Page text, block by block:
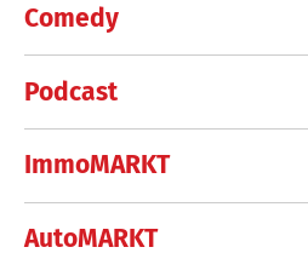
Comedy
Podcast
ImmoMARKT
AutoMARKT